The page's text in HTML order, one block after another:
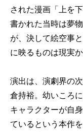
された漫画「上を
書かれた当時は夢
が、決して絵空事
に映るものは現実
演出は、演劇界の
倉持裕。幼いころ
キャラクターが自
ているという本作